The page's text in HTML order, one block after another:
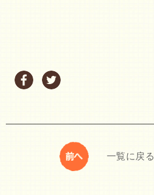
一覧に戻る